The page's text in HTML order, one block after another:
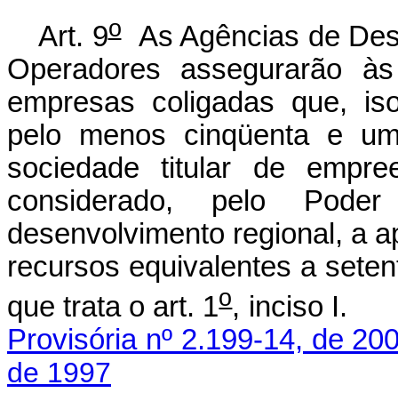
Art. 9oAs Agências de
Operadores assegurarão
empresas coligadas que,
pelo menos cinqüenta e
sociedade titular de
considerado, pelo
desenvolvimento regional, a
recursos equivalentes a
que trata o art. 1o,
Provisória nº 2.199-14, de
de 1997